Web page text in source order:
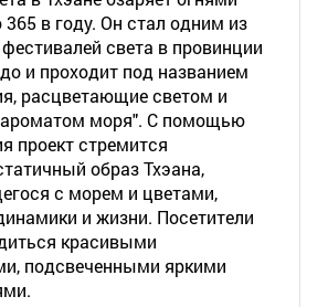
365 в году. Он стал одним из
света в провинции
и проходит под названием
расцветающие светом и
моря". С помощью
проект стремится
образ Тхэана,
с морем и цветами,
и жизни. Посетители
красивыми
подсвеченными яркими